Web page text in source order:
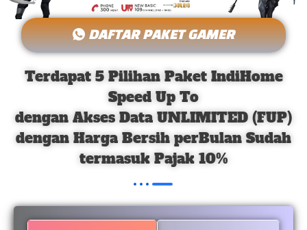
DAFTAR PAKET GAMER
Terdapat 5 Pilihan Paket IndiHome
Speed Up To
dengan Akses Data UNLIMITED (FUP)
dengan Harga Bersih perBulan Sudah
termasuk Pajak 10%